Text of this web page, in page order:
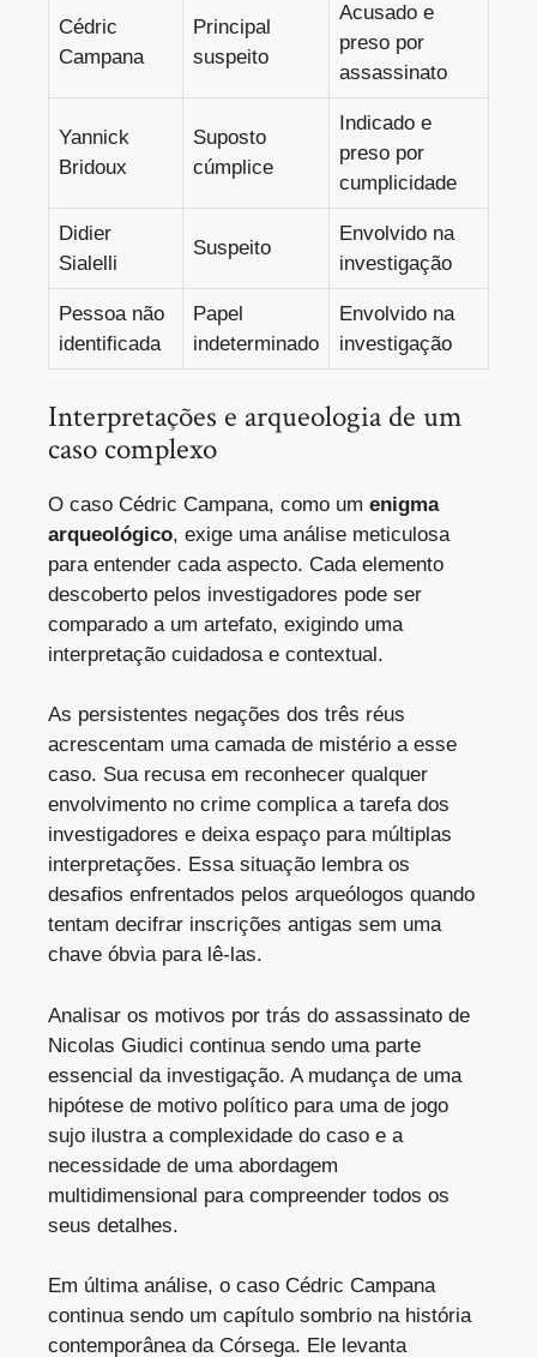
Cédric
Campana
Principal
suspeito
Acusado e
preso por
assassinato
Yannick
Bridoux
Suposto
cúmplice
Indicado e
preso por
cumplicidade
Didier
Sialelli
Suspeito
Envolvido na
investigação
Pessoa não
identificada
Papel
indeterminado
Envolvido na
investigação
Interpretações e arqueologia de um
caso complexo
O caso Cédric Campana, como um enigma
arqueológico, exige uma análise meticulosa
para entender cada aspecto. Cada elemento
descoberto pelos investigadores pode ser
comparado a um artefato, exigindo uma
interpretação cuidadosa e contextual.
As persistentes negações dos três réus
acrescentam uma camada de mistério a esse
caso. Sua recusa em reconhecer qualquer
envolvimento no crime complica a tarefa dos
investigadores e deixa espaço para múltiplas
interpretações. Essa situação lembra os
desafios enfrentados pelos arqueólogos quando
tentam decifrar inscrições antigas sem uma
chave óbvia para lê-las.
Analisar os motivos por trás do assassinato de
Nicolas Giudici continua sendo uma parte
essencial da investigação. A mudança de uma
hipótese de motivo político para uma de jogo
sujo ilustra a complexidade do caso e a
necessidade de uma abordagem
multidimensional para compreender todos os
seus detalhes.
Em última análise, o caso Cédric Campana
continua sendo um capítulo sombrio na história
contemporânea da Córsega. Ele levanta